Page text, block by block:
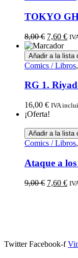
TOKYO
8,00€ 7,60 €
Añadir a la lista
Comics / Libros,
RG 1.
16,00 € IVA
¡Oferta!
Añadir a la lista
Comics / Libros,
Ataque a
9,00€ 7,60 €
Twitter Facebook-f